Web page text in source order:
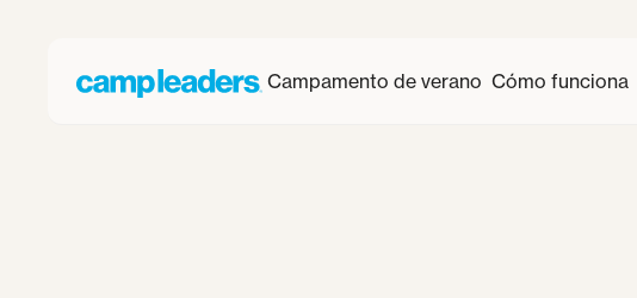
Campamento de verano Cómo funciona